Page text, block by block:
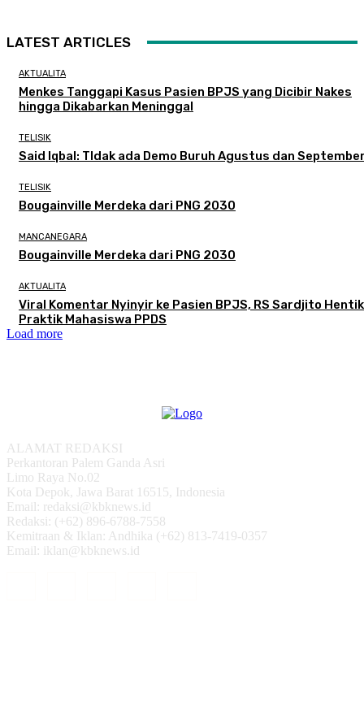
LATEST ARTICLES
AKTUALITA
Menkes Tanggapi Kasus Pasien BPJS yang Dicibir Nakes
hingga Dikabarkan Meninggal
TELISIK
Said Iqbal: TIdak ada Demo Buruh Agustus dan
TELISIK
Bougainville Merdeka dari PNG 2030
MANCANEGARA
Bougainville Merdeka dari PNG 2030
AKTUALITA
Viral Komentar Nyinyir ke Pasien BPJS, RS Sardjito
Praktik Mahasiswa PPDS
Load more
ALAMAT REDAKSI
Perkantoran Palem Ganda Asri
Limo Raya No.02
Kota Depok, Jawa Barat 16515, Indonesia
Email: redaksi@kbknews.id
Redaksi: (+62) 896-6788-7558
Kemitraan & Iklan: Andhika (+62) 813-7419-0357
Email: iklan@kbknews.id